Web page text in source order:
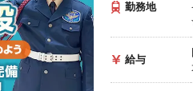
勤務地
給与